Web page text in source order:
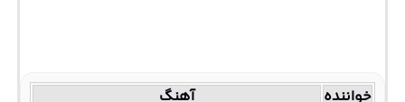
خواننده آهنگ